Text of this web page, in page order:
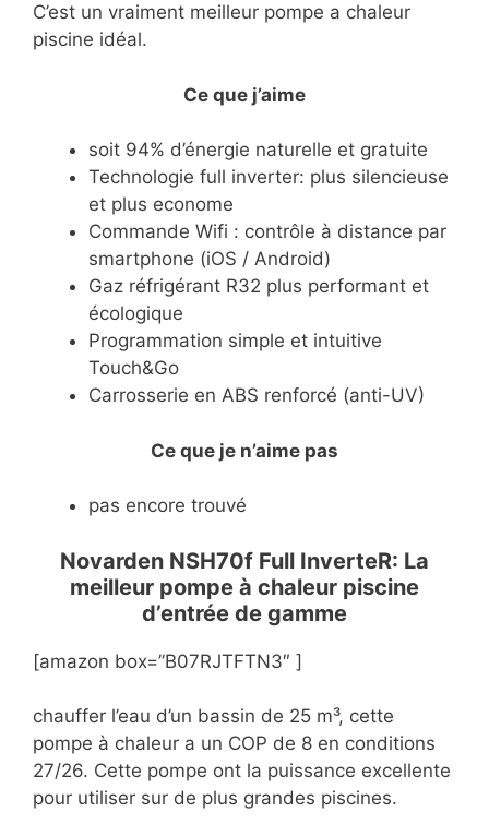
C’est un vraiment meilleur pompe a chaleur
piscine idéal.
Ce que j’aime
soit 94% d’énergie naturelle et gratuite
Technologie full inverter: plus silencieuse
et plus econome
Commande Wifi : contrôle à distance par
smartphone (iOS / Android)
Gaz réfrigérant R32 plus performant et
écologique
Programmation simple et intuitive
Touch&Go
Carrosserie en ABS renforcé (anti-UV)
Ce que je n’aime pas
pas encore trouvé
Novarden NSH70f Full InverteR: La
meilleur pompe à chaleur piscine
d’entrée de gamme
[amazon box=”B07RJTFTN3″ ]
chauffer l’eau d’un bassin de 25 m³, cette
pompe à chaleur a un COP de 8 en conditions
27/26. Cette pompe ont la puissance excellente
pour utiliser sur de plus grandes piscines.